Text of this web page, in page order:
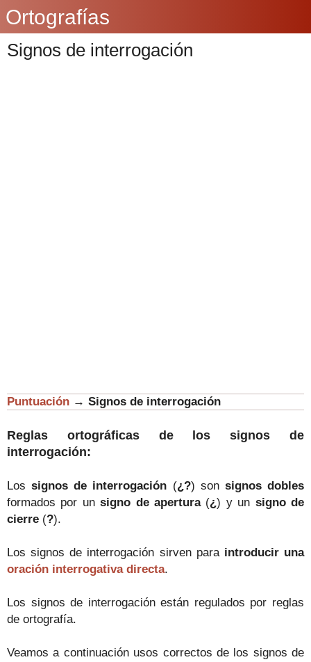
Ortografías
Signos de interrogación
Puntuación → Signos de interrogación
Reglas ortográficas de los signos de
interrogación:
Lossignos de interrogación (¿?) son signos dobles
formados por unsigno de apertura(¿) y un signo de
cierre (?).
Los signos de interrogación sirven para introducir una
oración interrogativa directa.
Los signos de interrogación están regulados por reglas
de ortografía.
Veamos a continuación usos correctos de los signos de